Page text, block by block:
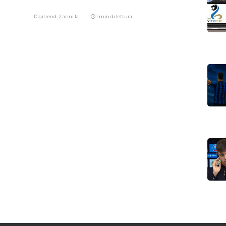
Digitrend,2 anni fa 1 min di lettura